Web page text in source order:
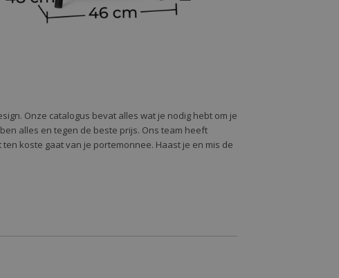
Onze catalogus bevat alles wat je nodig hebt om je
alles en tegen de beste prijs. Ons team heeft
koste gaat van je portemonnee. Haast je en mis de